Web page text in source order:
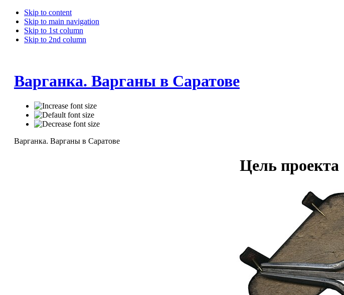
Skip to content
Skip to main navigation
Skip to 1st column
Skip to 2nd column
Варганка. Варганы в Саратове
Варганка. Варганы в Саратове
Цель проекта